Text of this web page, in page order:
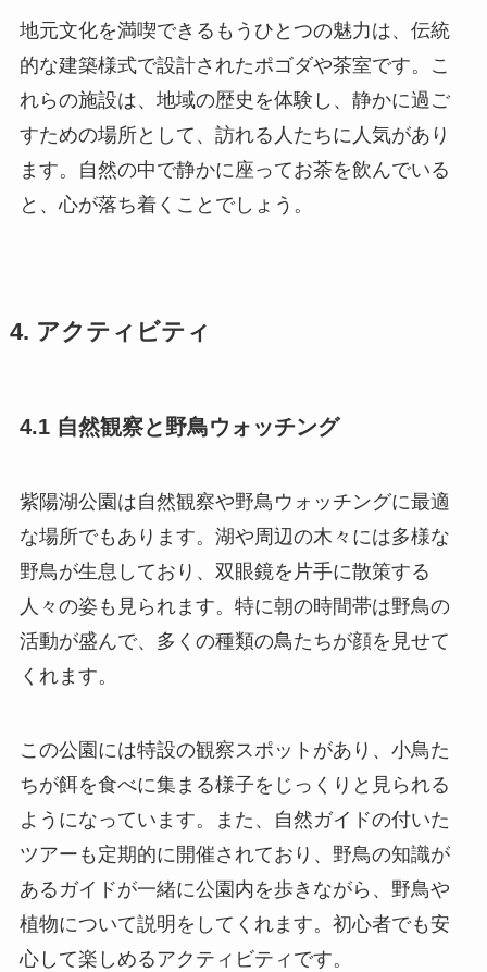
地元文化を満喫できるもうひとつの魅力は、伝統
的な建築様式で設計されたポゴダや茶室です。こ
れらの施設は、地域の歴史を体験し、静かに過ご
すための場所として、訪れる人たちに人気があり
ます。自然の中で静かに座ってお茶を飲んでいる
と、心が落ち着くことでしょう。
4. アクティビティ
4.1 自然観察と野鳥ウォッチング
紫陽湖公園は自然観察や野鳥ウォッチングに最適
な場所でもあります。湖や周辺の木々には多様な
野鳥が生息しており、双眼鏡を片手に散策する
人々の姿も見られます。特に朝の時間帯は野鳥の
活動が盛んで、多くの種類の鳥たちが顔を見せて
くれます。
この公園には特設の観察スポットがあり、小鳥た
ちが餌を食べに集まる様子をじっくりと見られる
ようになっています。また、自然ガイドの付いた
ツアーも定期的に開催されており、野鳥の知識が
あるガイドが一緒に公園内を歩きながら、野鳥や
植物について説明をしてくれます。初心者でも安
心して楽しめるアクティビティです。